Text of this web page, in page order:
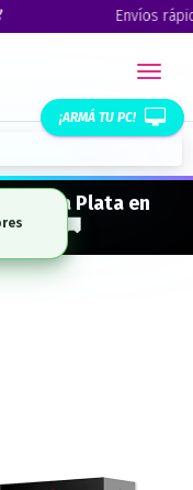
Envíos
¡ARMÁ TU PC!
· La Plata en
🚚